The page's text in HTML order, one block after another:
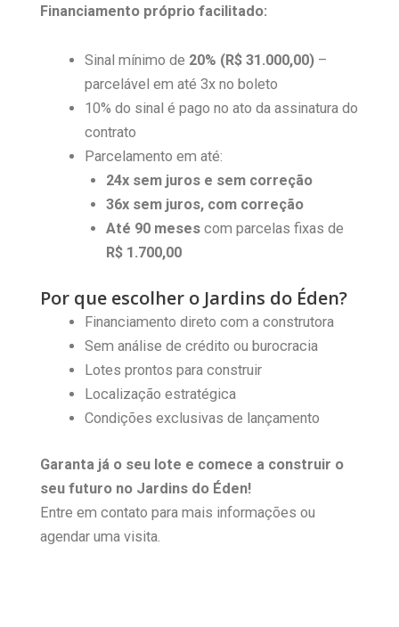
Financiamento próprio facilitado:
Sinal mínimo de 20% (R$ 31.000,00)–
parcelável em até 3x no boleto
10% do sinal é pago no ato da assinatura do
contrato
Parcelamento em até:
24x sem juros e sem correção
36x sem juros, com correção
Até 90 meses com parcelas fixas de
R$ 1.700,00
Por que escolher o Jardins do Éden?
Financiamento direto com a construtora
Sem análise de crédito ou burocracia
Lotes prontos para construir
Localização estratégica
Condições exclusivas de lançamento
Garanta já o seu lote e comece a construir o
seu futuro no Jardins do Éden!
Entre em contato para mais informações ou
agendar uma visita.